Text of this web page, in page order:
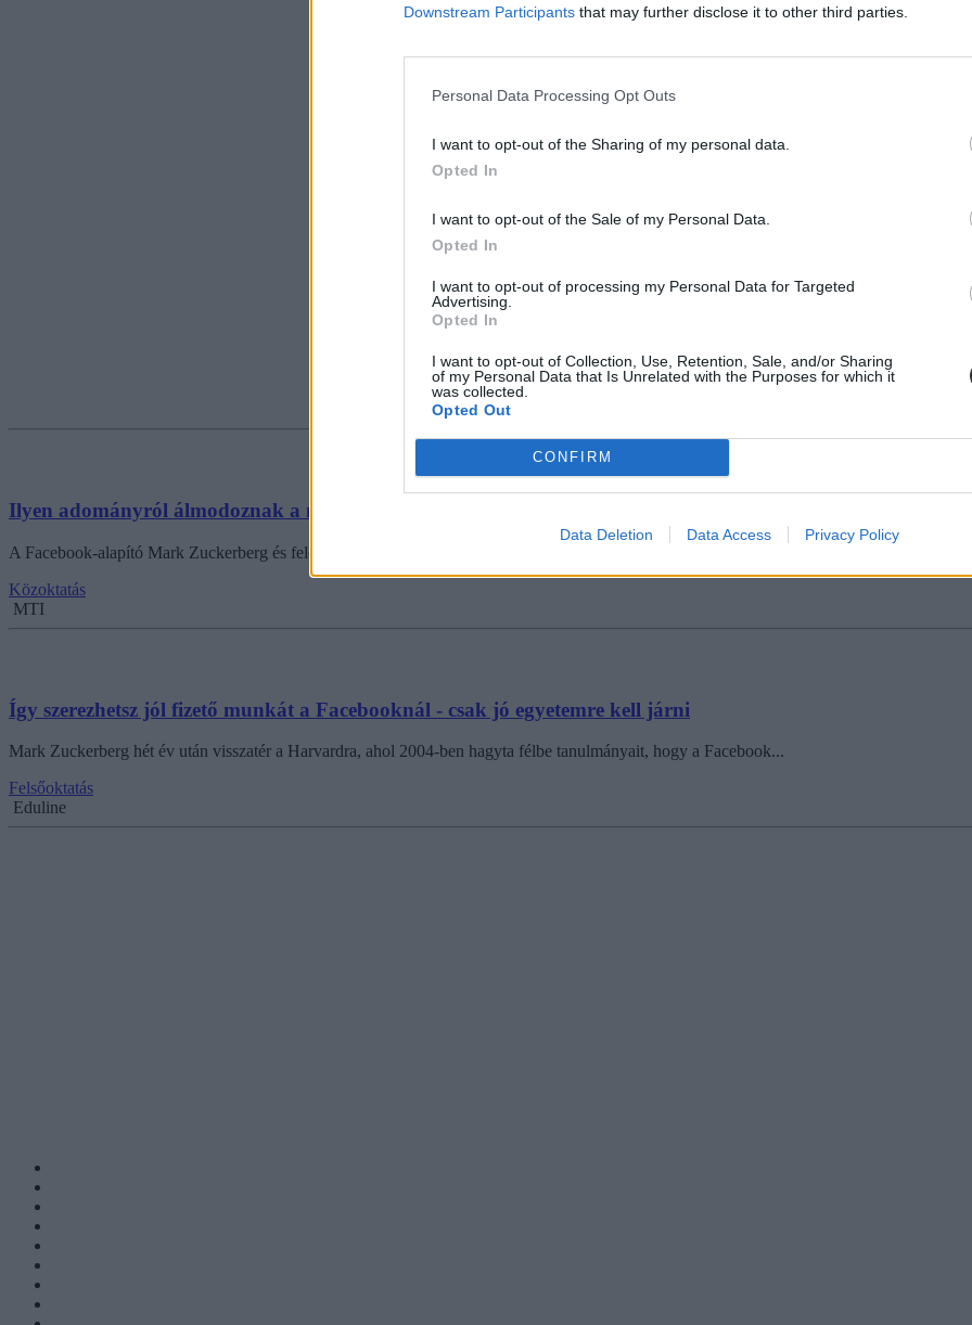
Downstream Participants that may further disclose it to other third parties.
Personal Data Processing Opt Outs
I want to opt-out of the Sharing of my personal data.
Opted In
I want to opt-out of the Sale of my Personal Data.
Opted In
I want to opt-out of processing my Personal Data for Targeted
Advertising.
Opted In
I want to opt-out of Collection, Use, Retention, Sale, and/or Sharing
of my Personal Data that Is Unrelated with the Purposes for which it
was collected.
Opted Out
CONFIRM
Data Deletion Data Access Privacy Policy
Ilyen adományról álmodoznak a magyar iskolaigazgatók
A Facebook-alapító Mark Zuckerberg és felesége, Priscilla Chan 120 millió dollárral (26,7 milliárd forint) támogatja a kaliforniai San
Közoktatás
MTI
Így szerezhetsz jól fizető munkát a Facebooknál - csak jó egyetemre kell járni
Mark Zuckerberg hét év után visszatér a Harvardra, ahol 2004-ben hagyta félbe tanulmányait, hogy a Facebook...
Felsőoktatás
Eduline